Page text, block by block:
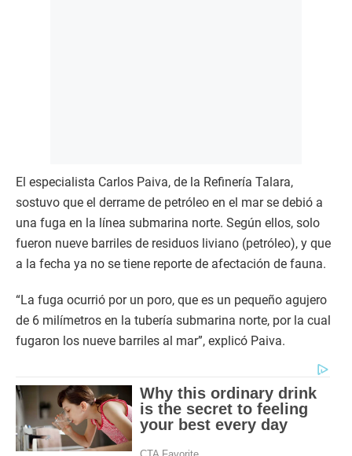
El especialista Carlos Paiva, de la Refinería Talara,
sostuvo que el derrame de petróleo en el mar se debió a
una fuga en la línea submarina norte. Según ellos, solo
fueron nueve barriles de residuos liviano (petróleo), y que
a la fecha ya no se tiene reporte de afectación de fauna.
“La fuga ocurrió por un poro, que es un pequeño agujero
de 6 milímetros en la tubería submarina norte, por la cual
fugaron los nueve barriles al mar”, explicó Paiva.